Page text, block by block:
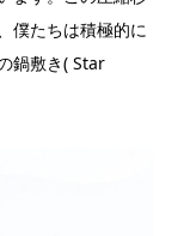
僕たちは積極的に
鍋敷き( Star